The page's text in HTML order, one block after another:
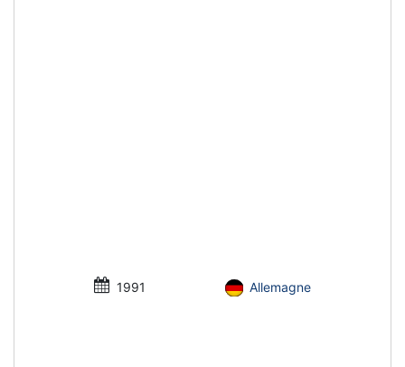
1991 Allemagne